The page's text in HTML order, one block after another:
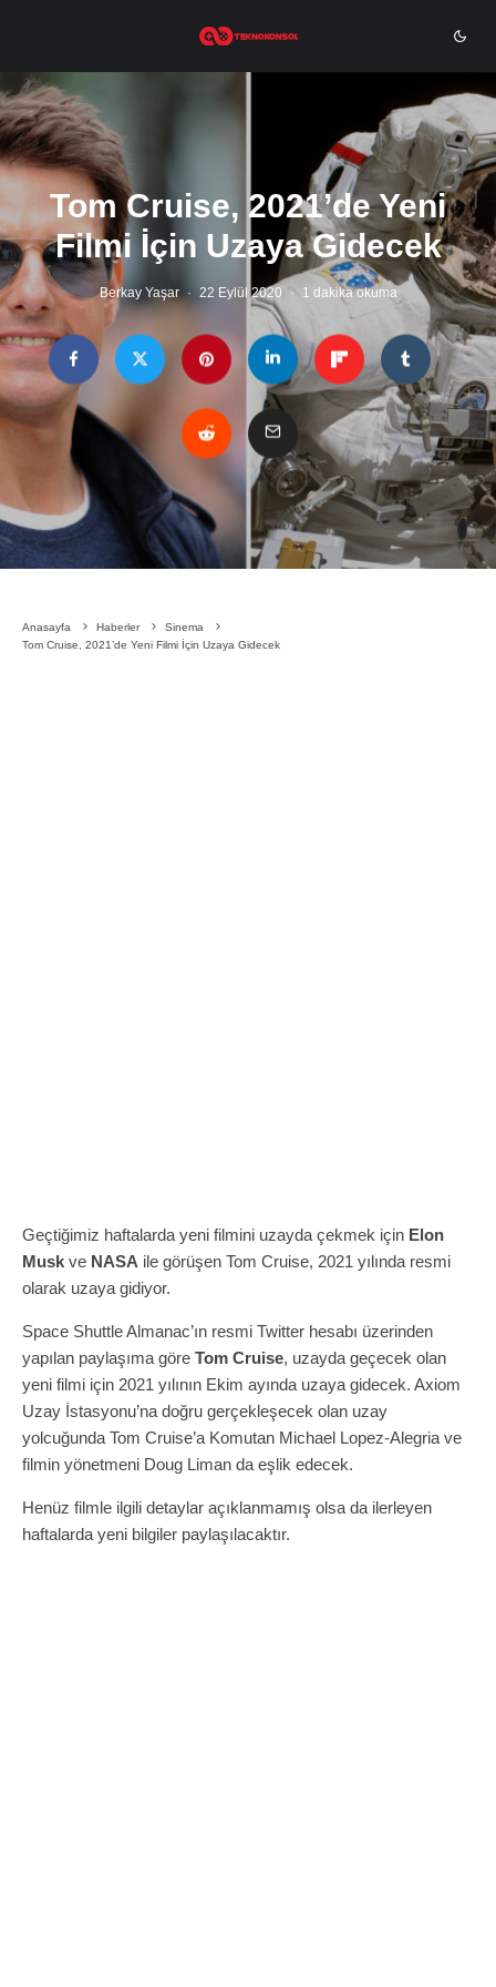
Tom Cruise, 2021’de Yeni
Filmi İçin Uzaya Gidecek
Berkay Yaşar · 22 Eylül 2020 · 1 dakika okuma
Anasayfa Haberler
Sinema
Tom Cruise, 2021’de Yeni Filmi İçin Uzaya Gidecek
Geçtiğimiz haftalarda yeni filmini uzayda çekmek için Elon
Musk ve NASA ile görüşen Tom Cruise, 2021 yılında resmi
olarak uzaya gidiyor.
Space Shuttle Almanac’ın resmi Twitter hesabı üzerinden
yapılan paylaşıma göre Tom Cruise, uzayda geçecek olan
yeni filmi için 2021 yılının Ekim ayında uzaya gidecek. Axiom
Uzay İstasyonu’na doğru gerçekleşecek olan uzay
yolcuğunda Tom Cruise’a Komutan Michael Lopez-Alegria ve
filmin yönetmeni Doug Liman da eşlik edecek.
Henüz filmle ilgili detaylar açıklanmamış olsa da ilerleyen
haftalarda yeni bilgiler paylaşılacaktır.